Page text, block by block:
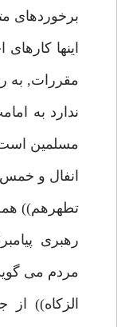
برخوردهاى
اينها
مقررات, به
ندارد به
مسلمين
انفال و
تطهرهم))
رهبرى
مردم مى
الزكاه))